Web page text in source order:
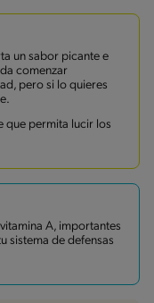
un sabor picante e
comenzar
pero si lo quieres
que permita lucir los
A, importantes
sistema de defensas